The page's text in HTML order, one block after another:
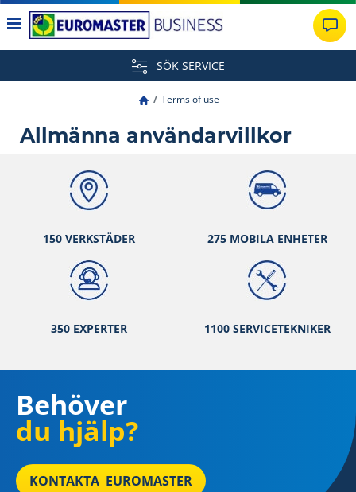
SÖK SERVICE
Terms of use
Allmänna användarvillkor
150 VERKSTÄDER 275 MOBILA ENHETER
350 EXPERTER 1100 SERVICETEKNIKER
Behöver
du hjälp?
KONTAKTA EUROMASTER